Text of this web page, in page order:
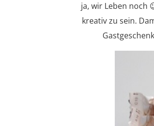
ja, wir Leben noch
kreativ zu sein.